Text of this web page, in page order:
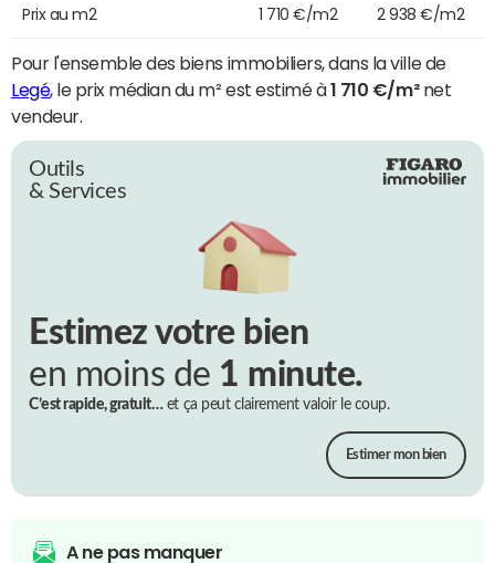
Prix au m2 1 710 €/m2 2 938 €/m2
Pour l'ensemble des biens immobiliers, dans la ville de
Legé, le prix médian du m² est estimé à1 710 €/m²net
vendeur.
Outils
& Services
Estimez votre bien
en moins de 1 minute.
C’est rapide, gratuit…et ça peut clairement valoir le coup.
Estimer mon bien
A ne pas manquer